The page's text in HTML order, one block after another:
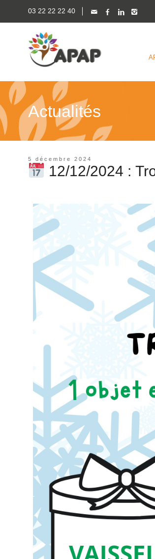
03 22 22 22 40
Actualités
5 décembre 2024
12/12/2024 :